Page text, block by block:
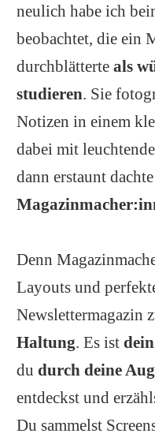
neulich habe ich
beobachtet, die ein
durchblätterte als
studieren. Sie
Notizen in einem
dabei mit
dann erstaunt
Denn
Layouts und
Newslettermagazin
Haltung. Es ist
du durch deine
entdeckst und
Du sammelst